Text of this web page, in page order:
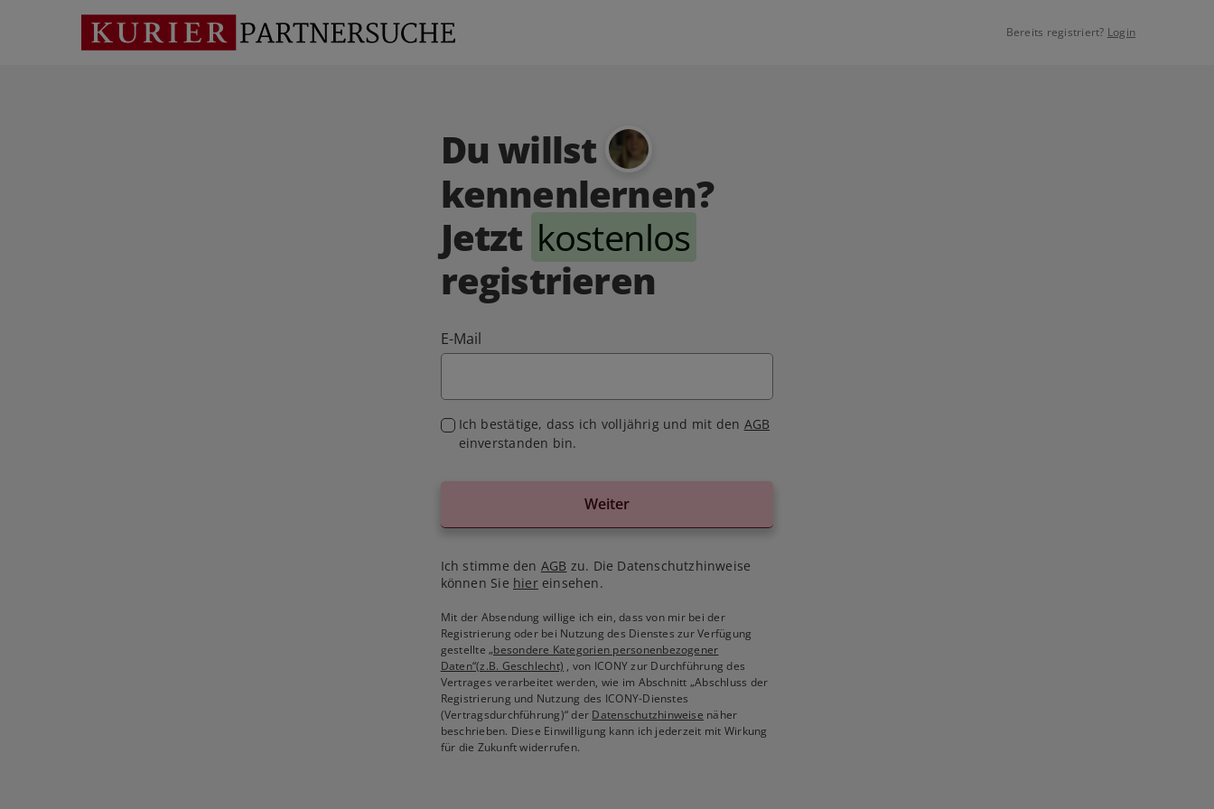
Bereits registriert? Login
Du willst
kennenlernen?
Jetzt kostenlos
registrieren
E-Mail
Ich bestätige, dass ich volljährig und mit den AGB
einverstanden bin.
Weiter
Ich stimme den AGB zu. Die Datenschutzhinweise
können Sie hiereinsehen.
Mit der Absendung willige ich ein, dass von mir bei der
Registrierung oder bei Nutzung des Dienstes zur Verfügung
gestellte„besondere Kategorien personenbezogener
Daten“(z.B. Geschlecht) , von ICONY zur Durchführung des
Vertrages verarbeitet werden, wie im Abschnitt „Abschluss der
Registrierung und Nutzung des ICONY-Dienstes
(Vertragsdurchführung)“ der Datenschutzhinweise näher
beschrieben. Diese Einwilligung kann ich jederzeit mit Wirkung
für die Zukunft widerrufen.